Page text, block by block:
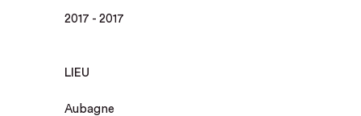
2017 - 2017
LIEU
Aubagne